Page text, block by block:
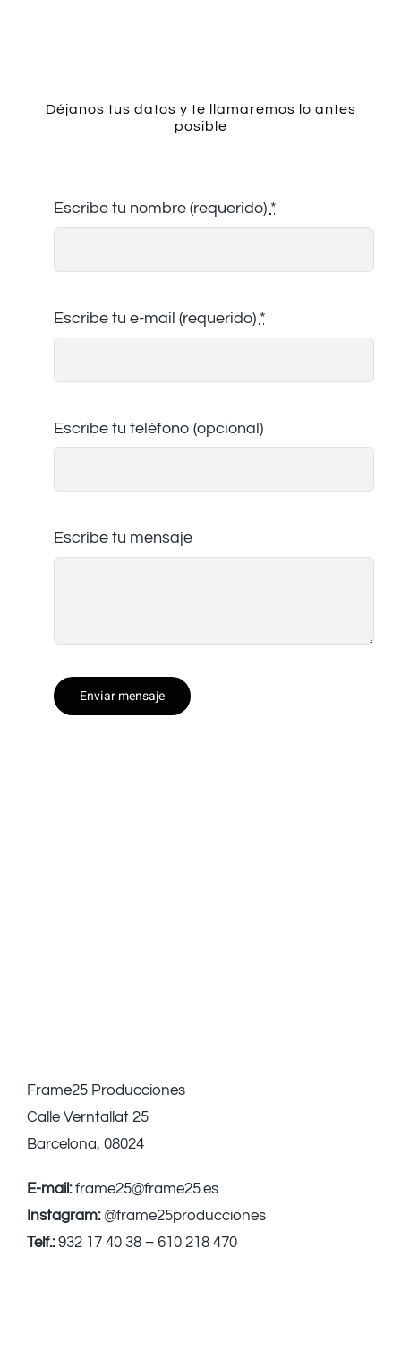
Déjanos tus datos y te llamaremos lo antes
posible
Escribe tu nombre (requerido) *
Escribe tu e-mail (requerido) *
Escribe tu teléfono (opcional)
Escribe tu mensaje
Enviar mensaje
Frame25 Producciones
Calle Verntallat 25
Barcelona, 08024
E-mail:frame25@frame25.es
Instagram:@frame25producciones
Telf.:932 17 40 38 – 610 218 470